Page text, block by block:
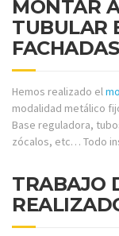
MONTAR
TUBULAR
Hemos realizado el
modalidad metálico
Base reguladora,
zócalos, etc… Todo
TRABAJO